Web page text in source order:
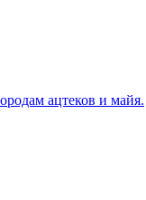
ацтеков и майя.